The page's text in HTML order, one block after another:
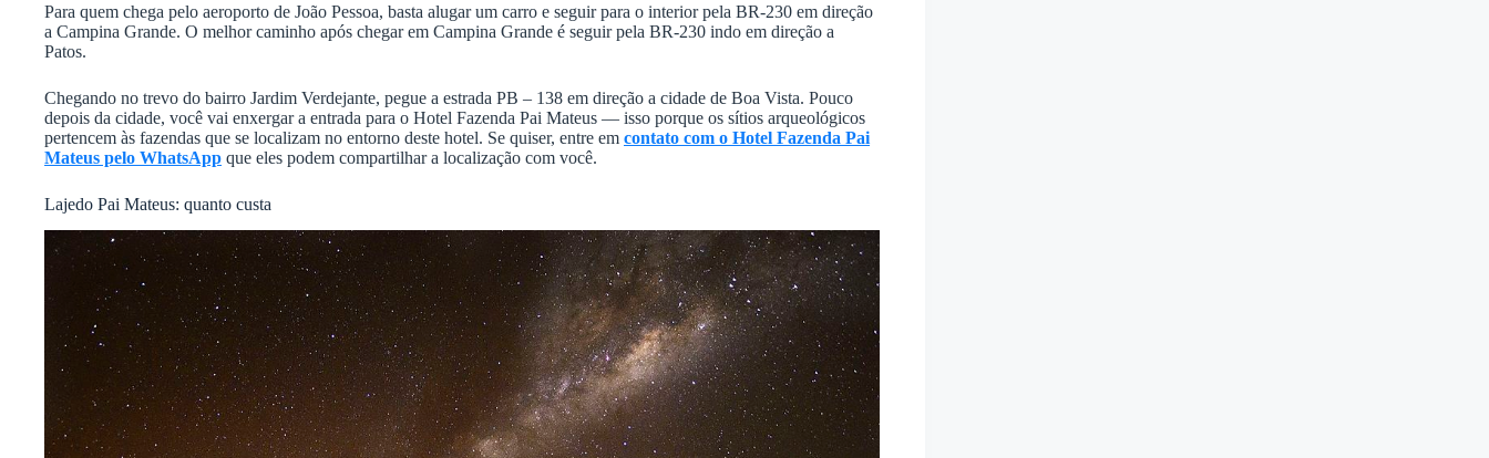
Para quem chega pelo aeroporto de João Pessoa, basta alugar um carro e seguir para o interior pela BR-230 em direção
a Campina Grande. O melhor caminho após chegar em Campina Grande é seguir pela BR-230 indo em direção a
Patos.
Chegando no trevo do bairro Jardim Verdejante, pegue a estrada PB – 138 em direção a cidade de Boa Vista. Pouco
depois da cidade, você vai enxergar a entrada para o Hotel Fazenda Pai Mateus — isso porque os sítios arqueológicos
pertencem às fazendas que se localizam no entorno deste hotel. Se quiser, entre em contato com o Hotel Fazenda Pai
Mateus pelo WhatsApp que eles podem compartilhar a localização com você.
Lajedo Pai Mateus: quanto custa